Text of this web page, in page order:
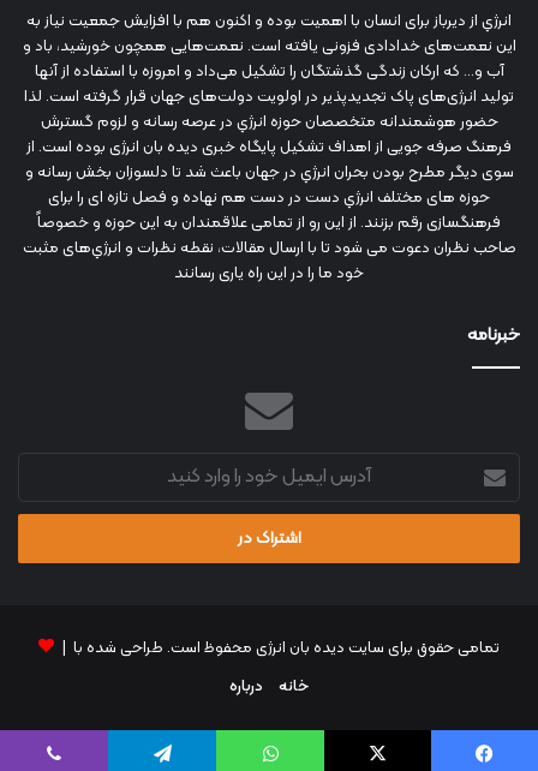
انرژي‌ از دیرباز برای انسان با اهمیت بوده و اکنون هم با افزایش جمعیت نیاز به
این نعمت‌های خدادادی فزونی یافته است. نعمت‌هایی همچون خورشید، باد و
آب و... که ارکان زندگی گذشتگان را تشکیل می‌داد و امروزه با استفاده از آنها
تولید انرژی‌های پاک تجدیدپذیر در اولویت دولت‌های جهان قرار گرفته است. لذا
حضور هوشمندانه متخصصان حوزه انرژي در عرصه رسانه و لزوم گسترش
فرهنگ صرفه جویی از اهداف تشکیل پایگاه خبری دیده بان انرژی بوده است. از
سوی دیگر مطرح بودن بحران انرژي در جهان باعث شد تا دلسوزان بخش رسانه و
حوزه های مختلف انرژي دست در دست هم نهاده و فصل تازه ای را برای
فرهنگسازی رقم بزنند. از این رو از تمامی علاقمندان به این حوزه و خصوصاً
صاحب نظران دعوت می شود تا با ارسال مقالات، نقطه نظرات و انرژي‌های مثبت
خود ما را در این راه یاری رسانند
خبرنامه
آدرس
ایمیل
خود
وارد
تمامی حقوق برای سایت دیده بان انرژی محفوظ است. طراحی شده با |
خانه
درباره